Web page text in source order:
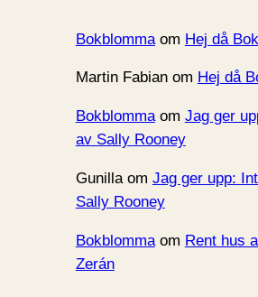
Bokblommaom Hej då
Martin Fabianom Hej då
Bokblommaom Jag ger
av Sally Rooney
Gunillaom Jag ger upp:
Sally Rooney
Bokblommaom Rent hus
Zerán